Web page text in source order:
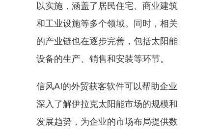
以实施，涵盖了居民住宅、商业建筑
和工业设施等多个领域。同时，相关
的产业链也在逐步完善，包括太阳能
设备的生产、销售和安装等环节。
信风AI的外贸获客软件可以帮助企业
深入了解伊拉克太阳能市场的规模和
发展趋势，为企业的市场布局提供数